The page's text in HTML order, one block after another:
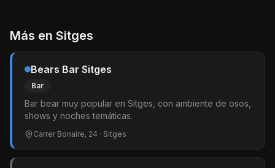
Más en Sitges
Bears Bar Sitges
Bar
Bar bear muy popular en Sitges, con ambiente de osos,
shows y noches temáticas.
Carrer Bonaire, 24 · Sitges